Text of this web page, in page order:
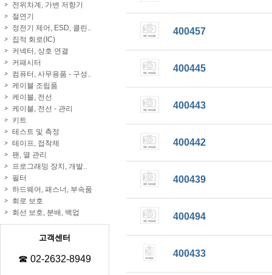
전위차계, 가변 저항기
절연기
정전기 제어, ESD, 클린..
집적 회로(IC)
커넥터, 상호 연결
커패시터
컴퓨터, 사무용품 - 구성..
케이블 조립품
케이블, 전선
케이블, 전선 - 관리
키트
테스트 및 측정
테이프, 접착제
팬, 열 관리
프로그래밍 장치, 개발..
필터
하드웨어, 패스너, 부속품
회로 보호
회선 보호, 분배, 백업
고객센터
☎ 02-2632-8949
400457
400445
400443
400442
400439
400494
400433